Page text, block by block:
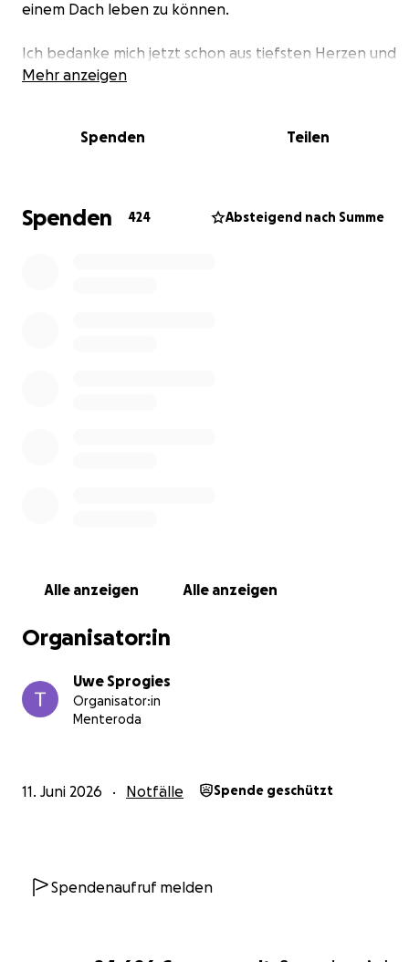
einem Dach leben zu können.
Ich bedanke mich jetzt schon aus tiefsten Herzen und
hoffe es finden sich Spender. ❤️
Mehr anzeigen
Spenden Teilen
Spenden 424 Absteigend nach Summe
Alle anzeigen Alle anzeigen
Organisator:in
Uwe Sprogies
Organisator:in
Menteroda
11. Juni 2026 Notfälle Spende geschützt
Spendenaufruf melden